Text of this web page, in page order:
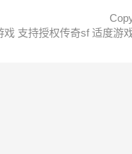
戏 支持授权传奇sf 适度游